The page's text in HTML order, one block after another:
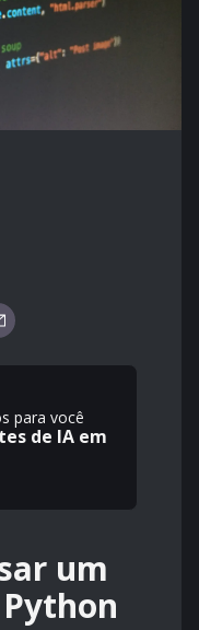
para você
de IA em
um